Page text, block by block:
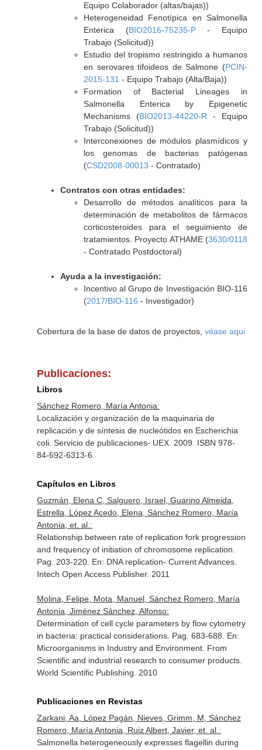
Equipo Colaborador (altas/bajas))
Heterogeneidad Fenotípica en Salmonella
Enterica (BIO2016-75235-P- Equipo
Trabajo (Solicitud))
Estudio del tropismo restringido a humanos
en serovares tifoideos de Salmone (PCIN-
2015-131 - Equipo Trabajo (Alta/Baja))
Formation of Bacterial Lineages in
Salmonella Enterica by Epigenetic
Mechanisms (BIO2013-44220-R - Equipo
Trabajo (Solicitud))
Interconexiones de módulos plasmídicos y
los genomas de bacterias patógenas
(CSD2008-00013 - Contratado)
Contratos con otras entidades:
Desarrollo de métodos analíticos para la
determinación de metabolitos de fármacos
corticosteroides para el seguimiento de
tratamientos. Proyecto ATHAME (3630/0118
- Contratado Postdoctoral)
Ayuda a la investigación:
Incentivo al Grupo de Investigación BIO-116
(2017/BIO-116 - Investigador)
Cobertura de la base de datos de proyectos, véase aqui
Publicaciones:
Libros
Sánchez Romero, María Antonia:
Localización y organización de la maquinaria de
replicación y de síntesis de nucleótidos en Escherichia
coli. Servicio de publicaciones- UEX. 2009. ISBN 978-
84-692-6313-6
Capítulos en Libros
Guzmán, Elena C, Salguero, Israel, Guarino Almeida,
Estrella, López Acedo, Elena, Sánchez Romero, María
Antonia, et. al.:
Relationship between rate of replication fork progression
and frequency of initiation of chromosome replication.
Pag. 203-220. En: DNA replication- Current Advances.
Intech Open Access Publisher. 2011
Molina, Felipe, Mota, Manuel, Sánchez Romero, María
Antonia, Jiménez Sánchez, Alfonso:
Determination of cell cycle parameters by flow cytometry
in bacteria: practical considerations. Pag. 683-688. En:
Microorganisms in Industry and Environment. From
Scientific and industrial research to consumer products.
World Scientific Publishing. 2010
Publicaciones en Revistas
Zarkani, Aa, López Pagán, Nieves, Grimm, M, Sánchez
Romero, María Antonia, Ruiz Albert, Javier, et. al.:
Salmonella heterogeneously expresses flagellin during